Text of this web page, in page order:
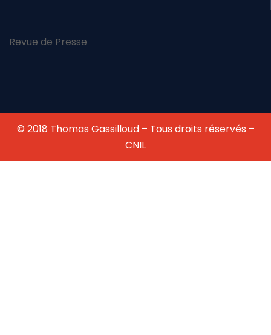
Revue de Presse
© 2018 Thomas Gassilloud – Tous droits réservés –
CNIL